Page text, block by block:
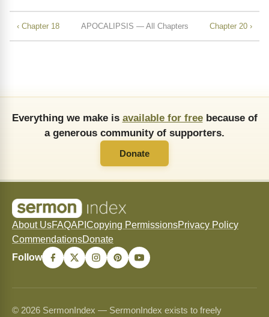
‹ Chapter 18 APOCALIPSIS — All Chapters Chapter 20 ›
Everything we make is available for freebecause of
a generous community of supporters.
Donate
About UsFAQAPI Copying PermissionsPrivacy Policy
CommendationsDonate
Follow
© 2026 SermonIndex — SermonIndex exists to freely